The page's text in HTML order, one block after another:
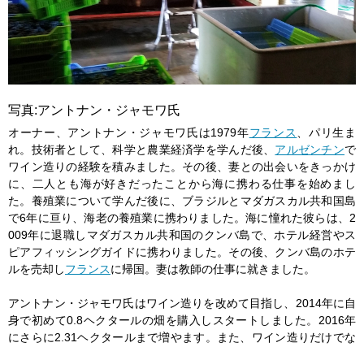
写真:アントナン・ジャモワ氏
オーナー、アントナン・ジャモワ氏は1979年フランス
、パリ生ま
れ。技術者として、科学と農業経済学を学んだ後、 アルゼンチンで
ワイン造りの経験を積みました。その後、妻との出会いをきっかけ
に、二人とも海が好きだったことから海に携わる仕事を始めまし
た。養殖業について学んだ後に、ブラジルとマダガスカル共和国島
で6年に亘り、海老の養殖業に携わりました。海に憧れた彼らは、2
009年に退職しマダガスカル共和国のクンバ島で、ホテル経営やス
ピアフィッシングガイドに携わりました。その後、クンバ島のホテ
ルを売却しフランスに帰国。妻は教師の仕事に就きました。
アントナン・ジャモワ氏はワイン造りを改めて目指し、2014年に自
身で初めて0.8ヘクタールの畑を購入しスタートしました。2016年
にさらに2.31ヘクタールまで増やます。また、ワイン造りだけでな